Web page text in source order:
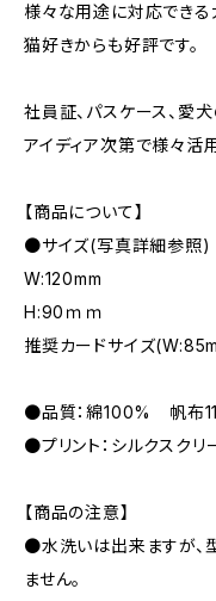
様々な用途に対応できる
猫好きからも好評です。
社員証、パスケース、愛
アイディア次第で様々活
【商品について】
●サイズ(写真詳細参照)
W:120mm
H:90ｍｍ
推奨カードサイズ
●品質：綿100% 帆布
●プリント：シルクスクリ
【商品の注意】
●水洗いは出来ますが、
ません。